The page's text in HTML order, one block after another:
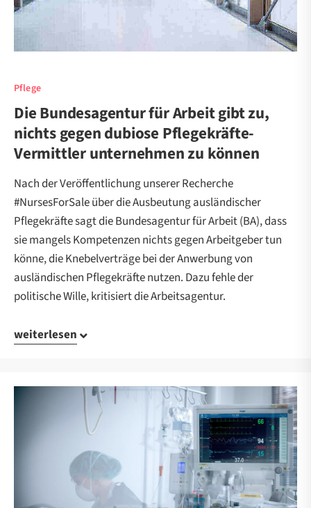
Pflege
Die Bundesagentur für Arbeit gibt zu,
nichts gegen dubiose Pflegekräfte-
Vermittler unternehmen zu können
Nach der Veröffentlichung unserer Recherche
#NursesForSale über die Ausbeutung ausländischer
Pflegekräfte sagt die Bundesagentur für Arbeit (BA), dass
sie mangels Kompetenzen nichts gegen Arbeitgeber tun
könne, die Knebelverträge bei der Anwerbung von
ausländischen Pflegekräfte nutzen. Dazu fehle der
politische Wille, kritisiert die Arbeitsagentur.
weiterlesen